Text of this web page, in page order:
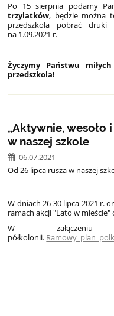
Po 15 sierpnia podamy
trzylatków, będzie można
przedszkola pobrać druki
na 1.09.2021 r.
Życzymy Państwu
przedszkola!
„Aktywnie, wesoło
w naszej szkole
06.07.2021
Od 26 lipca rusza w naszej
W dniach 26-30 lipca 2021 r.
ramach akcji "Lato w
W załączeniu
półkolonii.